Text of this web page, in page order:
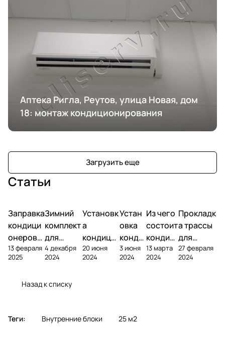
Аптека Ригла, Реутов, улица Новая, дом
18: монтаж кондиционирования
Загрузить еще
Статьи
Заправка
кондици
онеров
фреоном
13 февраля
2025
Зимний
комплект
для
кондици
онера
4 декабря
2024
Установк
а
кондици
онера на
фасаде
20 июня
2024
Устан
овка
конди
ционе
ра
3 июня
2024
Из чего
состоит
кондиц
ионер?
13 марта
2024
Прокладк
а трассы
для
кондицио
нера
27 февраля
2024
Назад к списку
Теги: Внутренние блоки 25 м2